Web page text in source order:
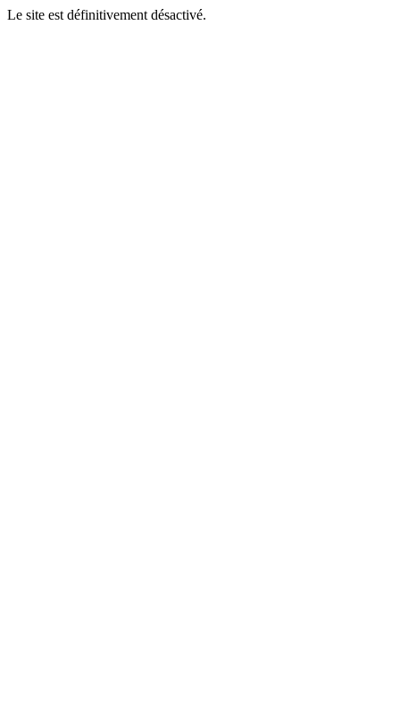
Le site est définitivement désactivé.